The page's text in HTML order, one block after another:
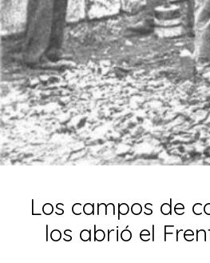
Los campos de
los abrió el